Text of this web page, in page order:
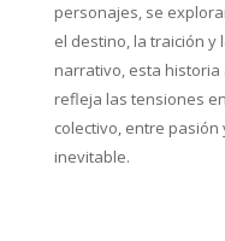
personajes, se
el destino, la traición y
narrativo, esta
refleja las tensiones
colectivo, entre
inevitable.